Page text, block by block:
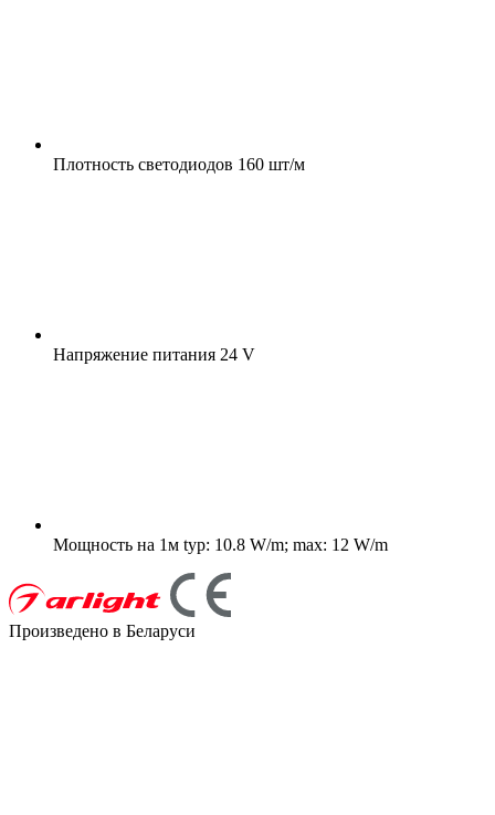
Плотность светодиодов 160 шт/м
Напряжение питания 24 V
Мощность на 1м typ: 10.8 W/m; max: 12 W/m
Произведено в Беларуси